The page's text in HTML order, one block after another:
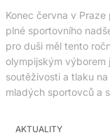
Konec června v
plné sportovního
pro duši měl tento
olympijským výborem
soutěživosti a tlaku
mladých sportovců a
AKTUALITY